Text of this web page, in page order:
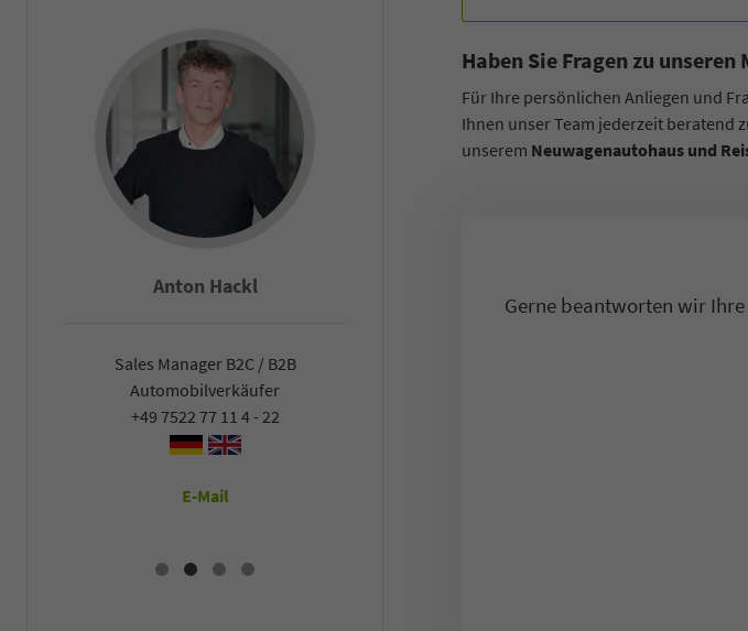
Haben Sie Fragen zu
Für Ihre persönlichen Anliegen und
Ihnen unser Team jederzeit beratend
unserem Neuwagenautohaus und
Gerne beantworten wir
Anton Hackl
Sales Manager B2C / B2B
Automobilverkäufer
+49 7522 77 11 4 - 22
E-Mail